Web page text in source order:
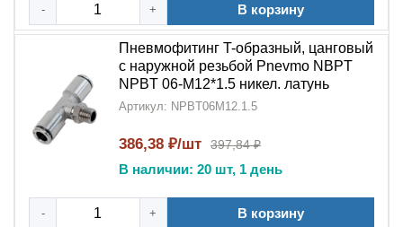
- + В корзину
Пневмофитинг T-образный, цанговый
с наружной резьбой Pnevmo NBPT
NPBT 06-M12*1.5 никел. латунь
Артикул: NPBT06M12.1.5
386,38 ₽/шт 397,84 ₽
В наличии: 20 шт, 1 день
- + В корзину